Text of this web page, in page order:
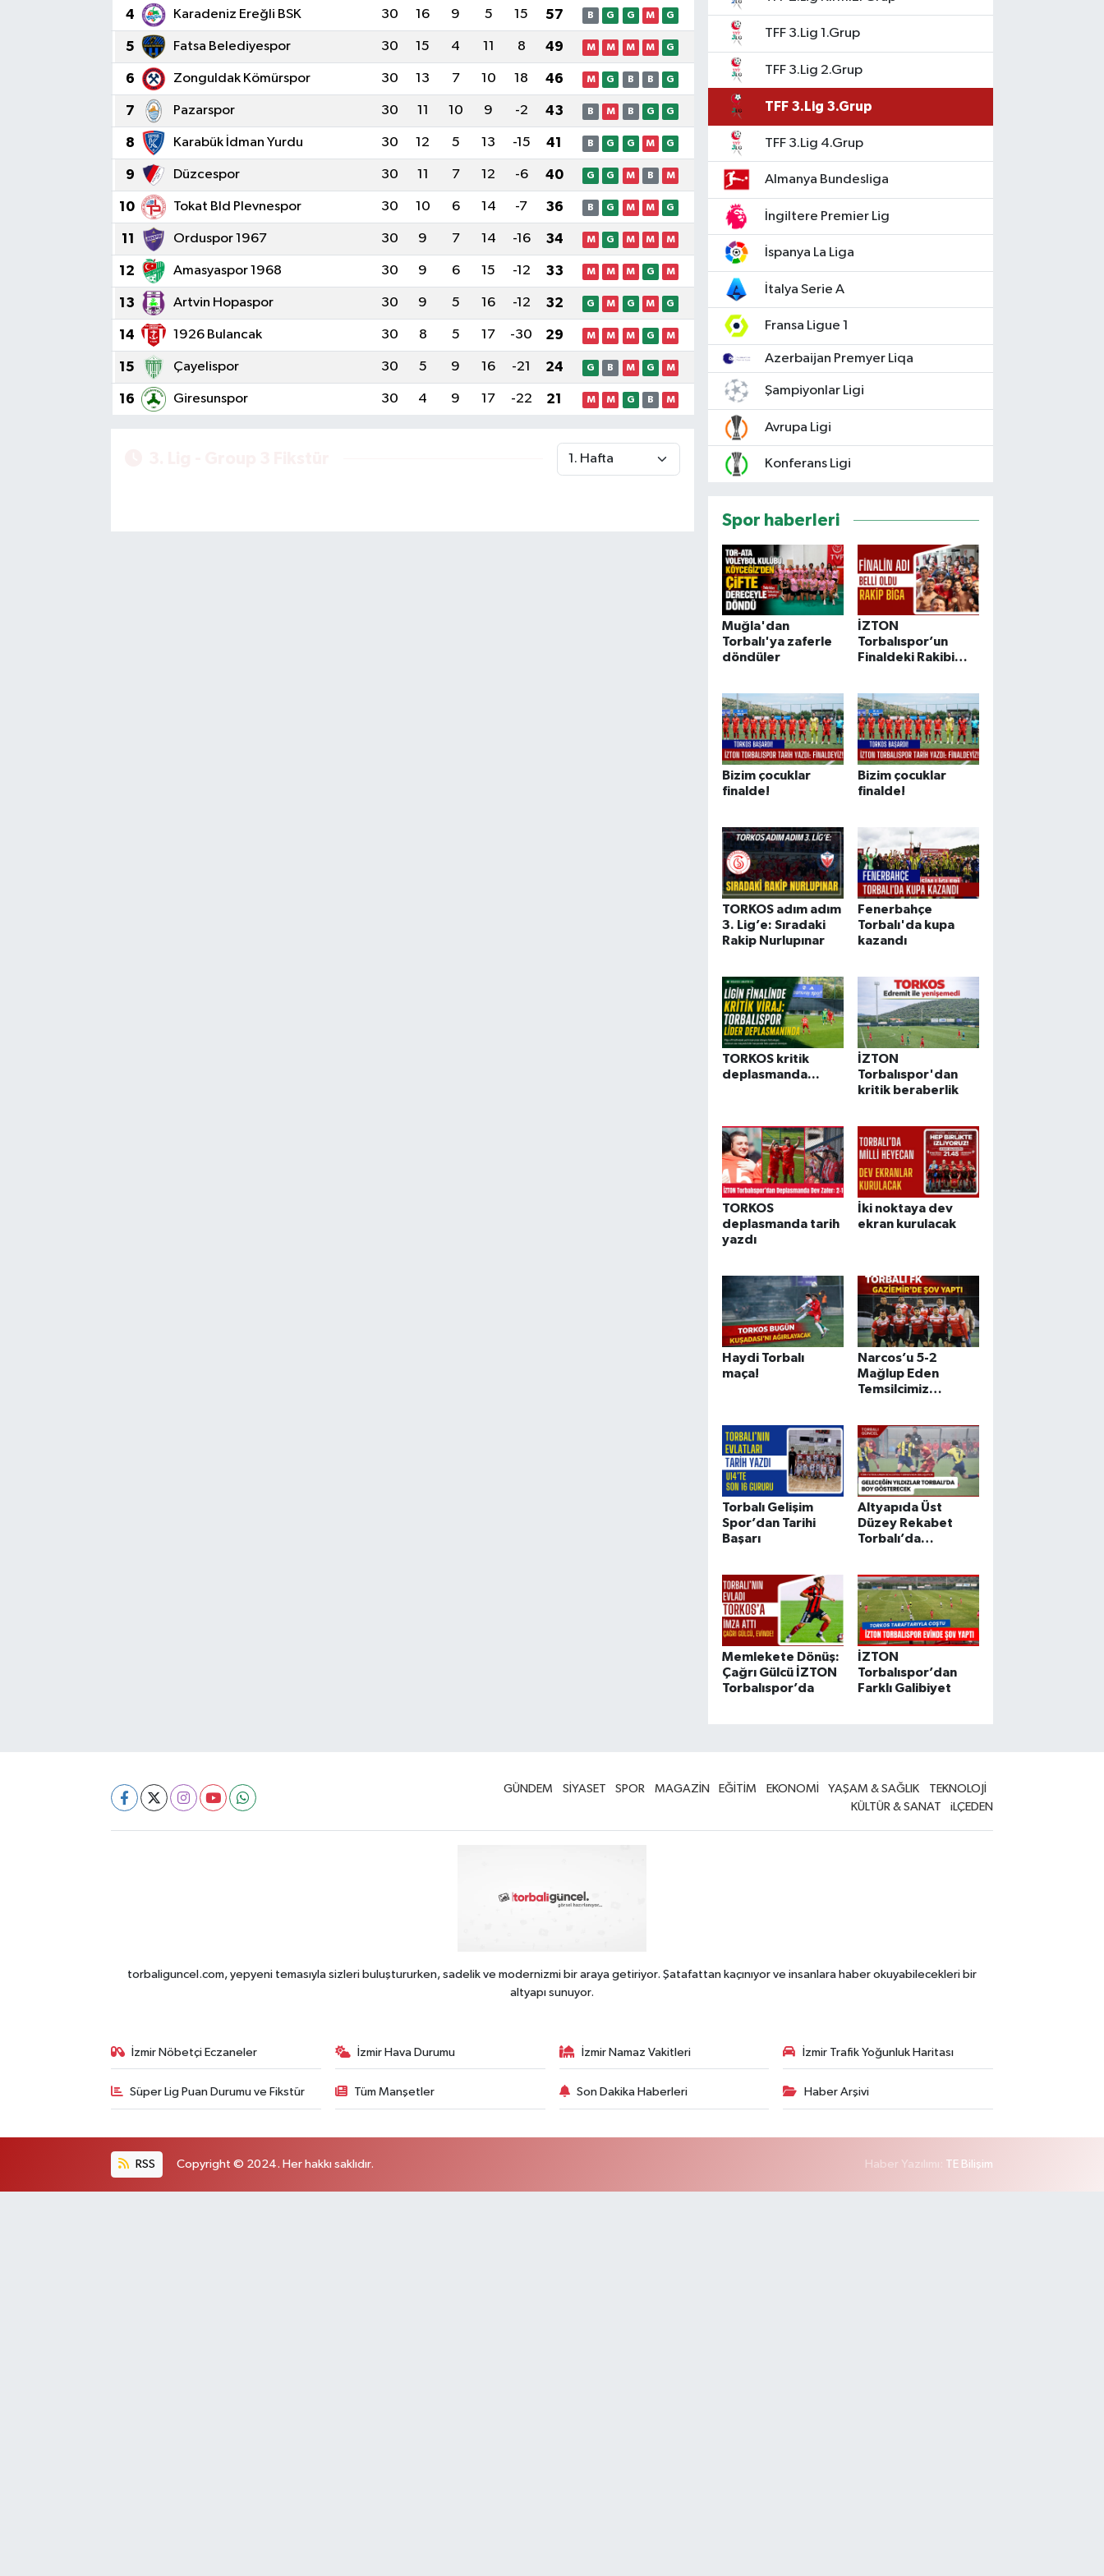
4 Karadeniz Ereğli BSK 30 16 9 5 15 57 B G G M G
5 Fatsa Belediyespor 30 15 4 11 8 49 M M M M G
6 Zonguldak Kömürspor 30 13 7 10 18 46 M G B B G
7 Pazarspor 30 11 10 9 -2 43 B M B G G
8 Karabük İdman Yurdu 30 12 5 13 -15 41 B G G M G
9 Düzcespor 30 11 7 12 -6 40 G G M B M
10 Tokat Bld Plevnespor 30 10 6 14 -7 36 B G M M G
11 Orduspor 1967 30 9 7 14 -16 34 M G M M M
12 Amasyaspor 1968 30 9 6 15 -12 33 M M M G M
13 Artvin Hopaspor 30 9 5 16 -12 32 G M G M G
14 1926 Bulancak 30 8 5 17 -30 29 M M M G M
15 Çayelispor 30 5 9 16 -21 24 G B M G M
16 Giresunspor 30 4 9 17 -22 21 M M G B M
TFF 3.Lig 1.Grup
TFF 3.Lig 2.Grup
TFF 3.Lig 3.Grup
TFF 3.Lig 4.Grup
Almanya Bundesliga
İngiltere Premier Lig
İspanya La Liga
İtalya Serie A
Fransa Ligue 1
Azerbaijan Premyer Liqa
Şampiyonlar Ligi
Avrupa Ligi
Konferans Ligi
Spor haberleri
Muğla'dan
Torbalı'ya zaferle
döndüler
İZTON
Torbalıspor’un
Finaldeki Rakibi
Bizim çocuklar
finalde!
Bizim çocuklar
finalde!
TORKOS adım adım
3. Lig’e: Sıradaki
Rakip Nurlupınar
Fenerbahçe
Torbalı'da kupa
kazandı
TORKOS kritik
deplasmanda...
İZTON
Torbalıspor'dan
kritik beraberlik
TORKOS
deplasmanda tarih
yazdı
İki noktaya dev
ekran kurulacak
Haydi Torbalı
maça!
Narcos’u 5-2
Mağlup Eden
Temsilcimiz
Torbalı Gelişim
Spor’dan Tarihi
Başarı
Altyapıda Üst
Düzey Rekabet
Torbalı’da
Memlekete Dönüş:
Çağrı Gülcü İZTON
Torbalıspor’da
İZTON
Torbalıspor’dan
Farklı Galibiyet
GÜNDEM SİYASET SPOR MAGAZİN EĞİTİM EKONOMİ YAŞAM & SAĞLIK
TEKNOLOJİ
KÜLTÜR & SANAT
iLÇEDEN
torbaliguncel.com, yepyeni temasıyla sizleri buluştururken, sadelik ve modernizmi bir araya getiriyor. Şatafattan kaçınıyor ve insanlara haber okuyabilecekleri bir
altyapı sunuyor.
İzmir Nöbetçi Eczaneler İzmir Hava Durumu İzmir Namaz Vakitleri İzmir Trafik Yoğunluk Haritası
Süper Lig Puan Durumu ve Fikstür Tüm Manşetler Son Dakika Haberleri Haber Arşivi
RSS Copyright © 2024. Her hakkı saklıdır. Haber Yazılımı: TE Bilişim